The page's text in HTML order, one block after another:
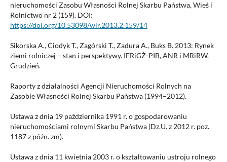
nieruchomości Zasobu Własności Rolnej Skarbu Państwa, Wieś i
Rolnictwo nr 2 (159). DOI:
https://doi.org/10.53098/wir.2013.2.159/14
Sikorska A., Ciodyk T., Zagórski T., Zadura A., Buks B. 2013: Rynek
ziemi rolniczej – stan i perspektywy. IERiGŻ-PIB, ANR i MRiRW.
Grudzień.
Raporty z działalności Agencji Nieruchomości Rolnych na
Zasobie Własności Rolnej Skarbu Państwa (1994–2012).
Ustawa z dnia 19 października 1991 r. o gospodarowaniu
nieruchomościami rolnymi Skarbu Państwa (Dz.U. z 2012 r. poz.
1187 z późn. zm).
Ustawa z dnia 11 kwietnia 2003 r. o kształtowaniu ustroju rolnego